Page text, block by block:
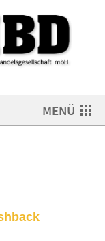
MENÜ